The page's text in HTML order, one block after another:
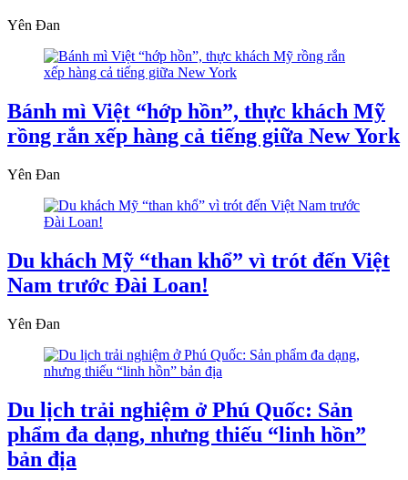
Yên Đan
Bánh mì Việt “hớp hồn”, thực khách Mỹ
rồng rắn xếp hàng cả tiếng giữa New York
Yên Đan
Du khách Mỹ “than khổ” vì trót đến Việt
Nam trước Đài Loan!
Yên Đan
Du lịch trải nghiệm ở Phú Quốc: Sản
phẩm đa dạng, nhưng thiếu “linh hồn”
bản địa